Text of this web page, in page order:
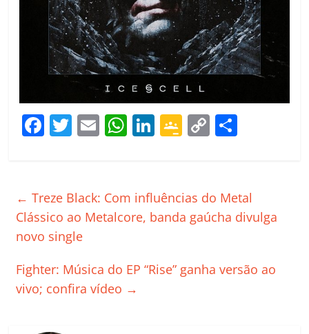
F
e
b
o
k
T
er
E
l
W
s
A
p
Li
e
dI
G
gl
e
ss
C
y
Li
p
ar
h
ar
← Treze Black: Com influências do Metal
Clássico ao Metalcore, banda gaúcha divulga
novo single
Fighter: Música do EP “Rise” ganha versão ao
vivo; confira vídeo →